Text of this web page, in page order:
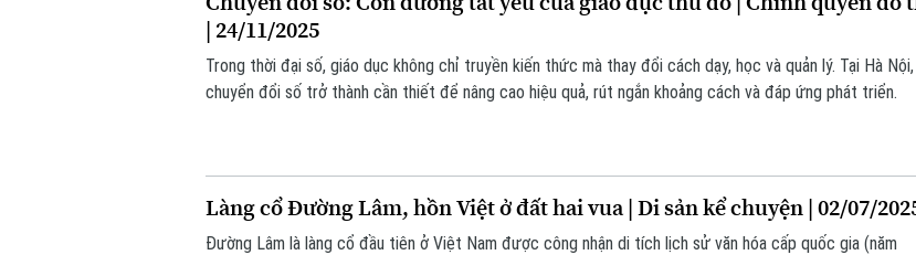
| 24/11/2025
Trong thời đại số, giáo dục không chỉ truyền kiến thức mà thay đổi cách dạy, học và quản lý. Tại Hà Nội,
chuyển đổi số trở thành cần thiết để nâng cao hiệu quả, rút ngắn khoảng cách và đáp ứng phát triển.
Làng cổ Đường Lâm, hồn Việt ở đất hai vua | Di sản kể chuyện | 02/07/
Đường Lâm là làng cổ đầu tiên ở Việt Nam được công nhận di tích lịch sử văn hóa cấp quốc gia (năm